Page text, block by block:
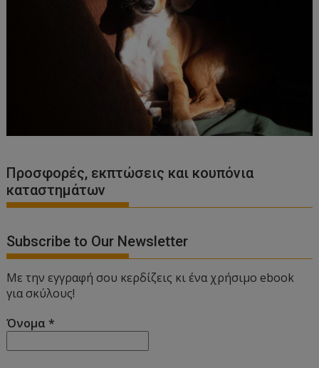
Προσφορές, εκπτώσεις και κουπόνια
καταστημάτων
Subscribe to Our Newsletter
Με την εγγραφή σου κερδίζεις κι ένα χρήσιμο ebook
για σκύλους!
Όνομα*